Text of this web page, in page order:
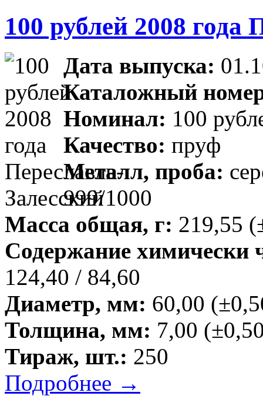
100 рублей 2008 года
Дата выпуска:
Каталожный
Номинал: 100
Качество: пруф
Металл, проба:
999/1000
Масса общая, г: 219,55
Содержание химически
124,40 / 84,60
Диаметр, мм: 60,00
Толщина, мм: 7,00
Тираж, шт.: 250
Подробнее →